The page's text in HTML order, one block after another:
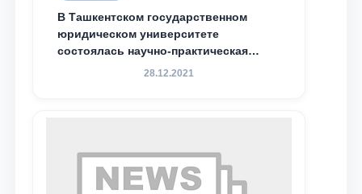
В Ташкентском государственном
юридическом университете
состоялась научно-практическая
конференция магистрантов
28.12.2021